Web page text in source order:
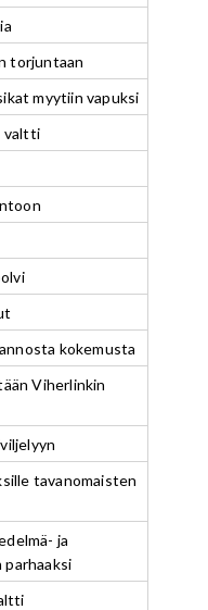
torjuntaan
myytiin vapuksi
valtti
kokemusta
Viherlinkin
tavanomaisten
ja